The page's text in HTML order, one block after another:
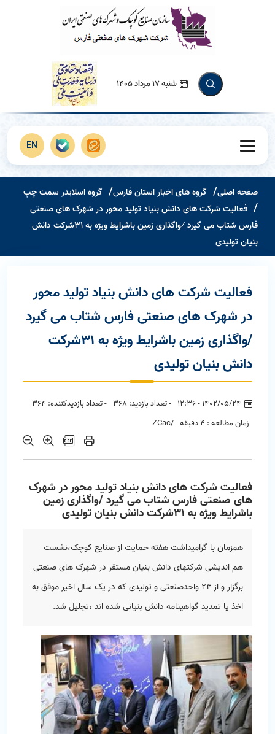
شنبه 17 مرداد 1405
EN
صفحه اصلی گروه های اخبار استان فارس
گروه اسلایدر سمت چپ
فعالیت شرکت های دانش بنیاد تولید محور در شهرک های صنعتی
فارس شتاب می گیرد ⁄واگذاری زمین باشرایط ویژه به 31شرکت دانش
بنیان تولیدی
فعالیت شرکت های دانش بنیاد تولید محور
در شهرک های صنعتی فارس شتاب می گیرد
/واگذاری زمین باشرایط ویژه به 31شرکت
دانش بنیان تولیدی
1402/05/24 - 12:36 - تعداد بازدید: 368
- تعداد بازدیدکننده: 364
زمان مطالعه : 4 دقیقه
/ZCac
فعالیت شرکت های دانش بنیاد تولید محور در شهرک
های صنعتی فارس شتاب می گیرد /واگذاری زمین
باشرایط ویژه به 31شرکت دانش بنیان تولیدی
همزمان با گرامیداشت هفته حمایت از صنایع کوچک،نشست
هم اندیشی شرکتهای دانش بنیان مستقر در شهرک های صنعتی
برگزار و از ۲۴ واحدصنعتی و تولیدی که در یک سال اخیر موفق به
اخذ یا تمدید گواهینامه دانش بنیانی شده اند ،تجلیل شد.